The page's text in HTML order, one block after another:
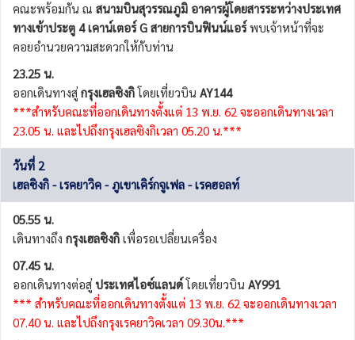
คณะพร้อมกัน ณ สนามบินสุวรรณภูมิ อาคารผู้โดยสารระหว่างประเทศ
ทางเข้าประตู 4 เคาน์เตอร์ G สายการบินฟินน์แอร์พบเจ้าหน้าที่จะ
คอยอำนวยความสะดวกให้กับท่าน
23.25 น.
ออกเดินทางสู่ กรุงเฮลซิงกิโดยเที่ยวบิน AY144
***สำหรับคณะที่ออกเดินทางตั้งแต่ 13 พ.ย. 62 จะออกเดินทางเวลา
23.05 น. และไปถึงกรุงเฮลซิงกิเวลา 05.20 น.***
วันที่ 2
เฮลซิงกิ - เรคยาวิค - ภูเขาเคิร์กจูเฟล - เรคฮอลท์
05.55 น.
เดินทางถึง กรุงเฮลซิงกิ เพื่อรอเปลี่ยนเครื่อง
07.45 น.
ออกเดินทางต่อสู่ ประเทศไอซ์แลนด์โดยเที่ยวบิน AY991
*** สำหรับคณะที่ออกเดินทางตั้งแต่ 13 พ.ย. 62 จะออกเดินทางเวลา
07.40 น. และไปถึงกรุงเรคยาวิคเวลา 09.30น.***